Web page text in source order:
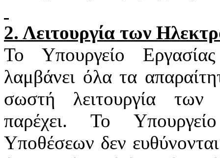
2. Λειτουργία των
Το Υπουργείο
λαμβάνει όλα τα
σωστή λειτουργία των
παρέχει. Το
Υποθέσεων δεν